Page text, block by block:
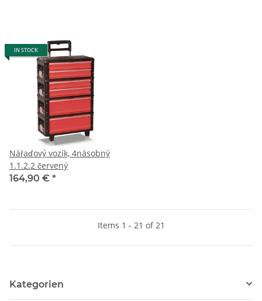
IN STOCK
Nářaďový vozík, 4násobný
1.1.2.2 červený
164,90 € *
Items 1 - 21 of 21
Kategorien